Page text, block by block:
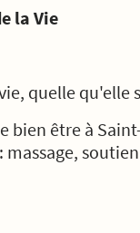
la Vie
quelle qu'elle
bien être à
massage,